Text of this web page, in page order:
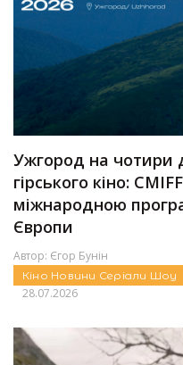
Ужгород на чотири
гірського кіно:
міжнародною
Європи
Автор: Єгор Бунін
Кіно Новини Серіали Шоу
28.07.2026